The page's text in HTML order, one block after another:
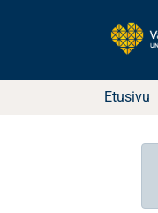
Etusivu